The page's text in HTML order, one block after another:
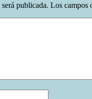
publicada. Los campos